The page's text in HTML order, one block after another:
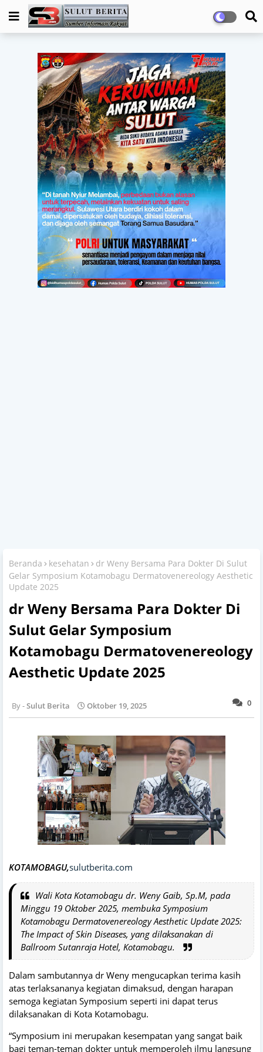
Beranda kesehatan
dr Weny Bersama Para Dokter Di Sulut
Gelar Symposium Kotamobagu Dermatovenereology Aesthetic
Update 2025
dr Weny Bersama Para Dokter Di
Sulut Gelar Symposium
Kotamobagu Dermatovenereology
Aesthetic Update 2025
0
Sulut Berita Oktober 19, 2025
KOTAMOBAGU,sulutberita.com
Wali Kota Kotamobagu dr. Weny Gaib, Sp.M, pada
Minggu 19 Oktober 2025, membuka Symposium
Kotamobagu Dermatovenereology Aesthetic Update 2025:
The Impact of Skin Diseases, yang dilaksanakan di
Ballroom Sutanraja Hotel, Kotamobagu.
Dalam sambutannya dr Weny mengucapkan terima kasih
atas terlaksananya kegiatan dimaksud, dengan harapan
semoga kegiatan Symposium seperti ini dapat terus
dilaksanakan di Kota Kotamobagu.
“Symposium ini merupakan kesempatan yang sangat baik
bagi teman-teman dokter untuk memperoleh ilmu langsung